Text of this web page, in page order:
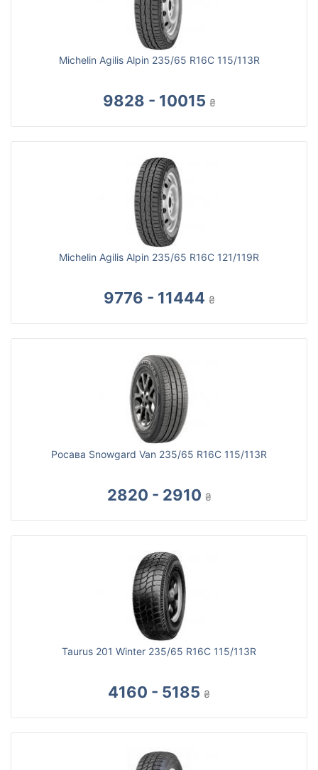
Michelin Agilis Alpin 235/65 R16C 115/113R
9828 - 10015 ₴
Michelin Agilis Alpin 235/65 R16C 121/119R
9776 - 11444 ₴
Росава Snowgard Van 235/65 R16C 115/113R
2820 - 2910 ₴
Taurus 201 Winter 235/65 R16C 115/113R
4160 - 5185 ₴